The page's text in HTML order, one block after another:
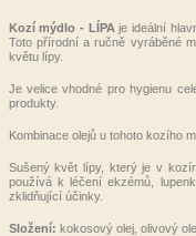
Kozí mýdlo - LÍPA je ideální
Toto přírodní a ručně vyráběné
květu lípy.
Je velice vhodné pro hygienu
produkty.
Kombinace olejů u tohoto kozího
Sušený květ lípy, který je v
používá k léčení ekzémů,
zklidňující účinky.
Složení: kokosový olej, olivový